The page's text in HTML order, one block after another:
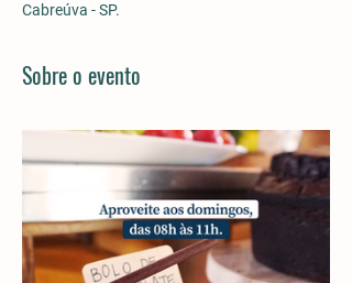
Cabreúva - SP.
Sobre o evento